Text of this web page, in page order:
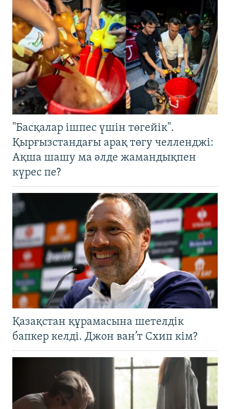
"Басқалар ішпес үшін төгейік".
Қырғызстандағы арақ төгу челленджі:
Ақша шашу ма әлде жамандықпен
күрес пе?
Қазақстан құрамасына шетелдік
бапкер келді. Джон ван’т Схип кім?